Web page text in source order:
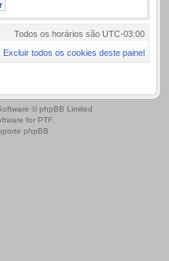
Todos os horários são UTC-03:00
Excluir todos os cookies deste painel
© phpBB Limited
for PTF.
phpBB